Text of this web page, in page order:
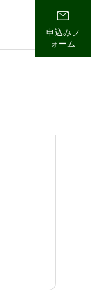

申込みフ
ォーム